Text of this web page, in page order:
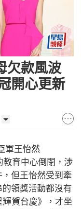
欠款風波
開心更新
軍王怡然
教育中心倒閉，涉
但王怡然受到牽
領獎活動都沒有
賀台慶》，才坐